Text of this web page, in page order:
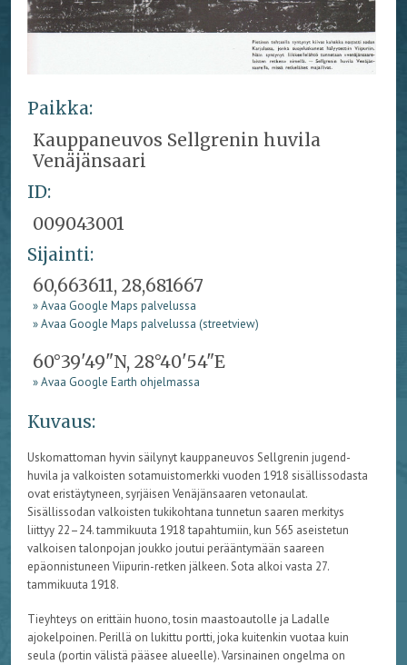
Paikka:
Kauppaneuvos Sellgrenin huvila
Venäjänsaari
ID:
009043001
Sijainti:
60,663611, 28,681667
» Avaa Google Maps palvelussa
» Avaa Google Maps palvelussa (streetview)
60°39'49"N, 28°40'54"E
» Avaa Google Earth ohjelmassa
Kuvaus:
Uskomattoman hyvin säilynyt kauppaneuvos Sellgrenin jugend-
huvila ja valkoisten sotamuistomerkki vuoden 1918 sisällissodasta
ovat eristäytyneen, syrjäisen Venäjänsaaren vetonaulat.
Sisällissodan valkoisten tukikohtana tunnetun saaren merkitys
liittyy 22–24. tammikuuta 1918 tapahtumiin, kun 565 aseistetun
valkoisen talonpojan joukko joutui perääntymään saareen
epäonnistuneen Viipurin-retken jälkeen. Sota alkoi vasta 27.
tammikuuta 1918.
Tieyhteys on erittäin huono, tosin maastoautolle ja Ladalle
ajokelpoinen. Perillä on lukittu portti, joka kuitenkin vuotaa kuin
seula (portin välistä pääsee alueelle). Varsinainen ongelma on